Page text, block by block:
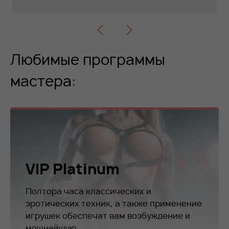
Любимые программы
мастера:
VIP Platinum
Полтора часа классических и
эротических техник, а также применение
игрушек обеспечат вам возбуждение и